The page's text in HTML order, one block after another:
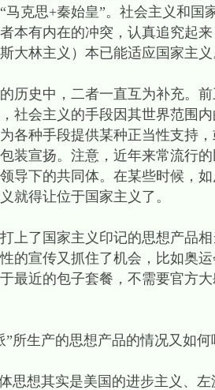
马克思+秦始皇”。社会主义和
本有内在的冲突，认真追究起
大林主义）本已能适应国家主
史中，二者一直互为补充。前
社会主义的手段因其世界范围
各种手段提供某种正当性支持
装宣扬。注意，近年来常流行
导下的共同体。在某些时候，
就得让位于国家主义了。
了国家主义印记的思想产品相
的宣传又抓住了机会，比如奥
最近的包子套餐，不需要官方
生产的思想产品的情况又如何
想其实是美国的进步主义、左